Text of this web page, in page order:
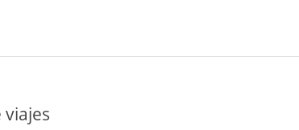
viajes